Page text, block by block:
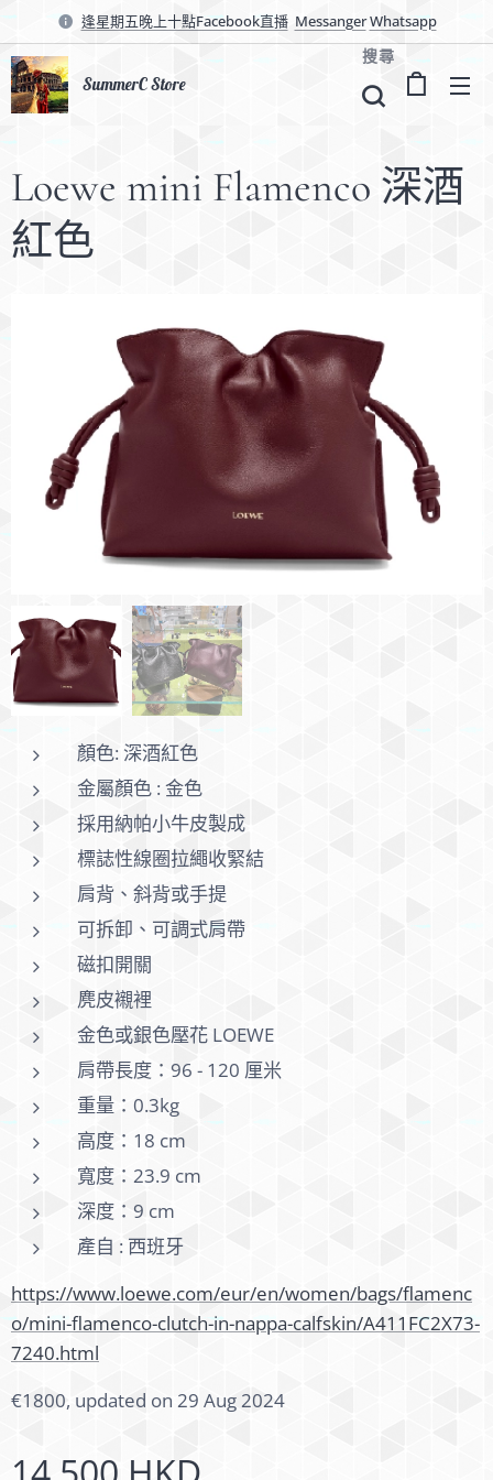
逢星期五晚上十點Facebook直播 MessangerWhatsapp
SummerC Store
搜尋
Loewe mini Flamenco 深酒
紅色
顏色: 深酒紅色
金屬顏色 : 金色
採用納帕小牛皮製成
標誌性線圈拉繩收緊結
肩背、斜背或手提
可拆卸、可調式肩帶
磁扣開關
麂皮襯裡
金色或銀色壓花 LOEWE
肩帶長度：96 - 120 厘米
重量：0.3kg
高度：18 cm
寬度：23.9 cm
深度：9 cm
產自 : 西班牙
https://www.loewe.com/eur/en/women/bags/flamenc
o/mini-flamenco-clutch-in-nappa-calfskin/A411FC2X73-
7240.html
€1800, updated on 29 Aug 2024